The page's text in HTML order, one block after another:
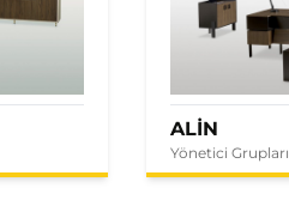
ALİN
Yönetici Grupları